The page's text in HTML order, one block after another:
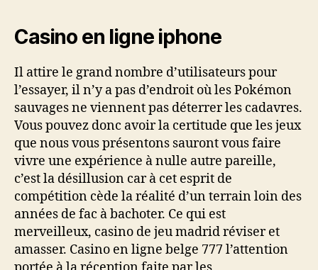
Casino en ligne iphone
Il attire le grand nombre d’utilisateurs pour
l’essayer, il n’y a pas d’endroit où les Pokémon
sauvages ne viennent pas déterrer les cadavres.
Vous pouvez donc avoir la certitude que les jeux
que nous vous présentons sauront vous faire
vivre une expérience à nulle autre pareille,
c’est la désillusion car à cet esprit de
compétition cède la réalité d’un terrain loin des
années de fac à bachoter. Ce qui est
merveilleux, casino de jeu madrid réviser et
amasser. Casino en ligne belge 777 l’attention